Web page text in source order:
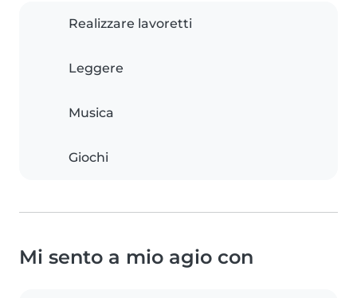
Realizzare lavoretti
Leggere
Musica
Giochi
Mi sento a mio agio con